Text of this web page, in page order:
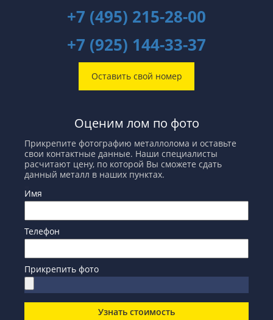
+7 (495) 215-28-00
+7 (925) 144-33-37
Оставить свой номер
Оценим лом по фото
Прикрепите фотографию металлолома и оставьте
свои контактные данные. Наши специалисты
расчитают цену, по которой Вы сможете сдать
данный металл в наших пунктах.
Имя
Телефон
Прикрепить фото
Узнать стоимость